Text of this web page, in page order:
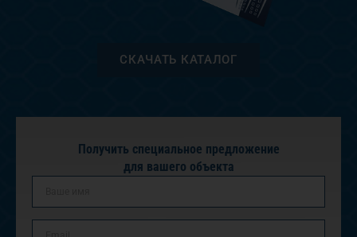
СКАЧАТЬ КАТАЛОГ
Получить специальное предложение
для вашего объекта